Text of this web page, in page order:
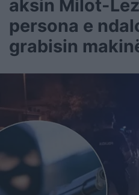
aksin Milot-
persona e
grabisin